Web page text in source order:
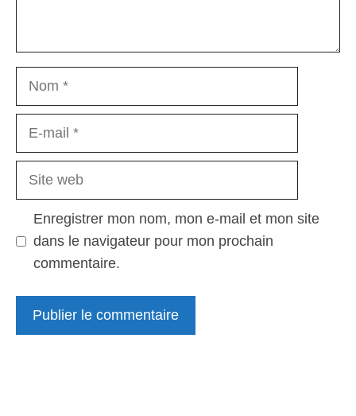
Nom
Site
Enregistrer mon nom, mon e-mail et mon site
dans le navigateur pour mon prochain
commentaire.